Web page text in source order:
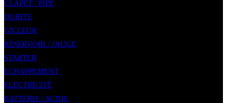
CLAPET / PIPE
DURITE
GICLEUR
RÉSERVOIR / JAUGE
STARTER
ECHAPPEMENT
ELECTRICITÉ
BATTERIE / ACIDE